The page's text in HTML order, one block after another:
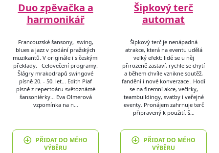
Duo zpěvačka a
harmonikář
Francouzské šansony, swing,
blues a jazz v podání pražských
muzikantů. V originále i s českými
překlady. Celovečení programy:
Šlágry mrakodrapů swingové
písně 20. - 50. let... Edith Piaf
písně z repertoáru světoznámé
šansoniérky... Eva Olmerová
vzpomínka na n…
PŘIDAT DO MÉHO
VÝBĚRU
Šipkový terč
automat
Šipkový terč je nenápadná
atrakce, která na eventu udělá
velký efekt: lidé se u něj
přirozeně zastaví, rychle se chytí
a během chvíle vznikne soutěž,
fandění i nové konverzace . Hodí
se na firemní akce, večírky,
teambuildingy, svatby i veřejné
eventy. Pronájem zahrnuje terč
připravený k použití, š…
PŘIDAT DO MÉHO
VÝBĚRU